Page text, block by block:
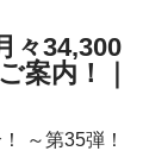
々34,300
案内！｜
～第35弾！